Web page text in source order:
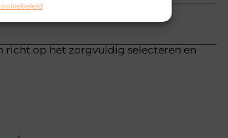
richt op het zorgvuldig selecteren en